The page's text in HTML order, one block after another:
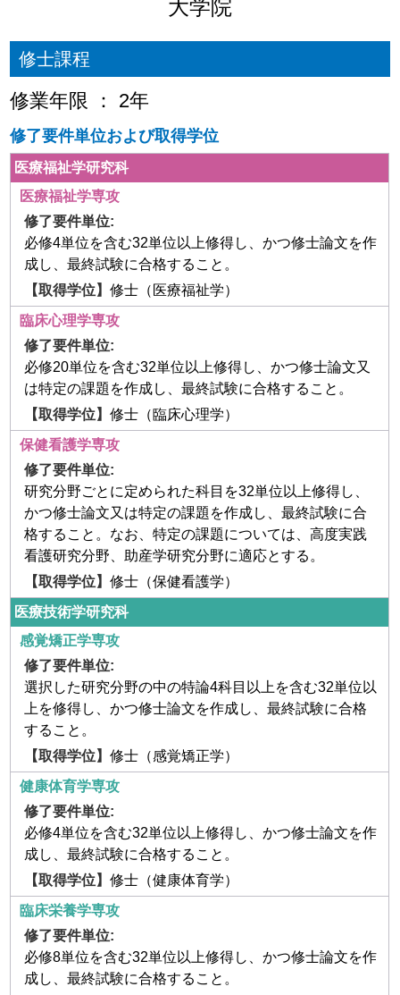
大学院
修士課程
修業年限 ： 2年
修了要件単位および取得学位
医療福祉学研究科
医療福祉学専攻
必修4単位を含む32単位以上修得し、かつ修士論文を作
成し、最終試験に合格すること。
修士（医療福祉学）
臨床心理学専攻
必修20単位を含む32単位以上修得し、かつ修士論文又
は特定の課題を作成し、最終試験に合格すること。
修士（臨床心理学）
保健看護学専攻
研究分野ごとに定められた科目を32単位以上修得し、
かつ修士論文又は特定の課題を作成し、最終試験に合
格すること。なお、特定の課題については、高度実践
看護研究分野、助産学研究分野に適応とする。
修士（保健看護学）
医療技術学研究科
感覚矯正学専攻
選択した研究分野の中の特論4科目以上を含む32単位以
上を修得し、かつ修士論文を作成し、最終試験に合格
すること。
修士（感覚矯正学）
健康体育学専攻
必修4単位を含む32単位以上修得し、かつ修士論文を作
成し、最終試験に合格すること。
修士（健康体育学）
臨床栄養学専攻
必修8単位を含む32単位以上修得し、かつ修士論文を作
成し、最終試験に合格すること。